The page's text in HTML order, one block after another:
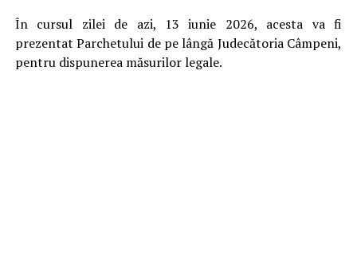
În cursul zilei de azi, 13 iunie 2026, acesta va fi
prezentat Parchetului de pe lângă Judecătoria Câmpeni,
pentru dispunerea măsurilor legale.